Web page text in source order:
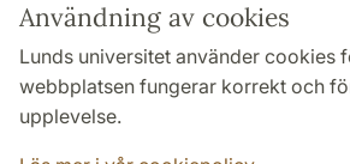
Användning av cookies
Lunds universitet använder cookies
webbplatsen fungerar korrekt och
upplevelse.
TYPO3-login
Följ oss i sociala medier